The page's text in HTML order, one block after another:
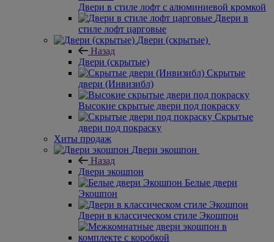
Двери в стиле лофт с алюминиевой кромкой
Двери в
стиле лофт царговые
Двери (скрытые)
Назад
Двери (скрытые)
Скрытые
двери (Инвизибл)
Высокие скрытые двери под покраску
Скрытые
двери под покраску
Хиты продаж
Двери экошпон
Назад
Двери экошпон
Белые двери
Экошпон
Двери в классическом стиле Экошпон